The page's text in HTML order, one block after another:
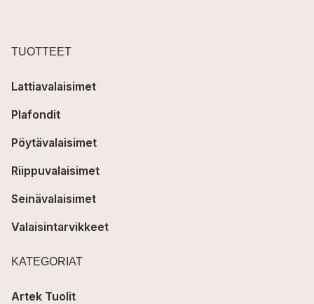
TUOTTEET
Lattiavalaisimet
Plafondit
Pöytävalaisimet
Riippuvalaisimet
Seinävalaisimet
Valaisintarvikkeet
KATEGORIAT
Artek Tuolit